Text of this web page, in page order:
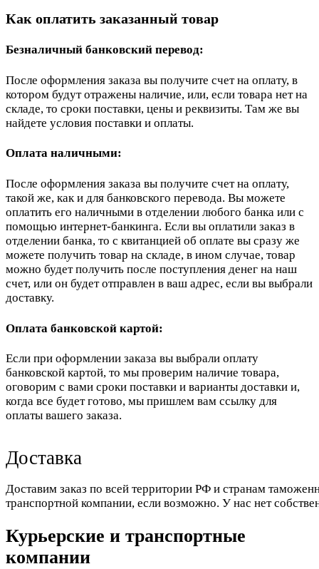
Как оплатить заказанный товар
Безналичный банковский перевод:
После оформления заказа вы получите счет на оплату, в
котором будут отражены наличие, или, если товара нет на
складе, то сроки поставки, цены и реквизиты. Там же вы
найдете условия поставки и оплаты.
Оплата наличными:
После оформления заказа вы получите счет на оплату,
такой же, как и для банковского перевода. Вы можете
оплатить его наличными в отделении любого банка или с
помощью интернет-банкинга. Если вы оплатили заказ в
отделении банка, то с квитанцией об оплате вы сразу же
можете получить товар на складе, в ином случае, товар
можно будет получить после поступления денег на наш
счет, или он будет отправлен в ваш адрес, если вы выбрали
доставку.
Оплата банковской картой:
Если при оформлении заказа вы выбрали оплату
банковской картой, то мы проверим наличие товара,
оговорим с вами сроки поставки и варианты доставки и,
когда все будет готово, мы пришлем вам ссылку для
оплаты вашего заказа.
Доставка
Доставим заказ по всей территории РФ и странам
транспортной компании, если возможно. У нас нет
Курьерские и транспортные
компании